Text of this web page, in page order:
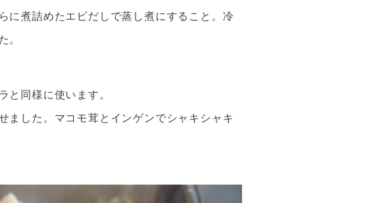
に煮詰めたエビだしで蒸し煮にすること。冷
。
と同様に使います。
ました。マコモ茸とインゲンでシャキシャキ